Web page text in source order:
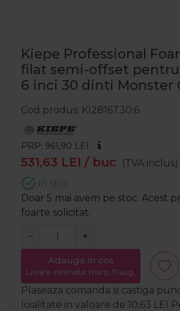
Kiepe Professional
filat semi-offset
6 inci 30 dinti Monster
Cod produs KI2816T30.6
PRP: 961,90 LEI
531,63 LEI / buc
(TVA inclus)
In stoc
Doar 5 mai avem pe stoc. Acest
foarte solicitat.
− +
Adauga in cos
Livrare estimata: marți, 11 aug.
Plaseaza comanda si castiga
loialitate in valoare de 10,63 LEI